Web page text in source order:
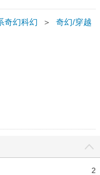
奇幻科幻 ＞ 奇幻/穿越